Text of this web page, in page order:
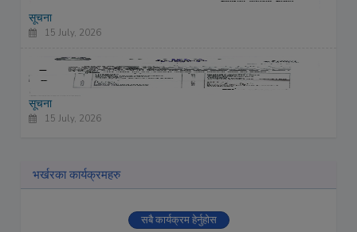
सूचना
15 July, 2026
सूचना
15 July, 2026
भर्खरका कार्यक्रमहरु
सबै कार्यक्रम हेर्नुहोस